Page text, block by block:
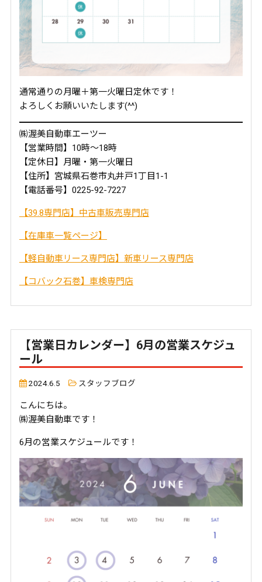
通常通りの月曜＋第一火曜日定休です！
よろしくお願いいたします(^^)
㈱渥美自動車エーツー
【営業時間】10時～18時
【定休日】月曜・第一火曜日
【住所】宮城県石巻市丸井戸1丁目1-1
【電話番号】0225-92-7227
【39.8専門店】中古車販売専門店
【在庫車一覧ページ】
【軽自動車リース専門店】新車リース専門店
【コバック石巻】車検専門店
【営業日カレンダー】6月の営業スケジュ
ール
2024.6.5 スタッフブログ
こんにちは。
㈱渥美自動車です！
6月の営業スケジュールです！